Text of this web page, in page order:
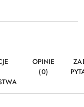
OPINIE
(0)